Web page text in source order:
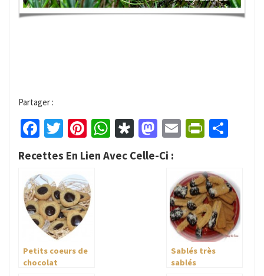
Partager :
Facebook
Twitter
Pinterest
WhatsApp
Diaspora
Mastodon
Email
Recettes En Lien Avec Celle-Ci :
Petits coeurs de
chocolat
Sablés très
sablés